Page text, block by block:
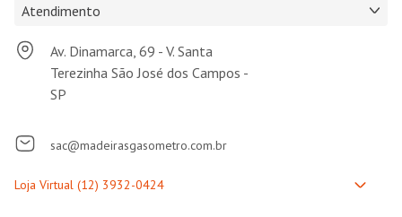
Atendimento
Av. Dinamarca, 69 - V. Santa
Terezinha São José dos Campos -
SP
sac@madeirasgasometro.com.br